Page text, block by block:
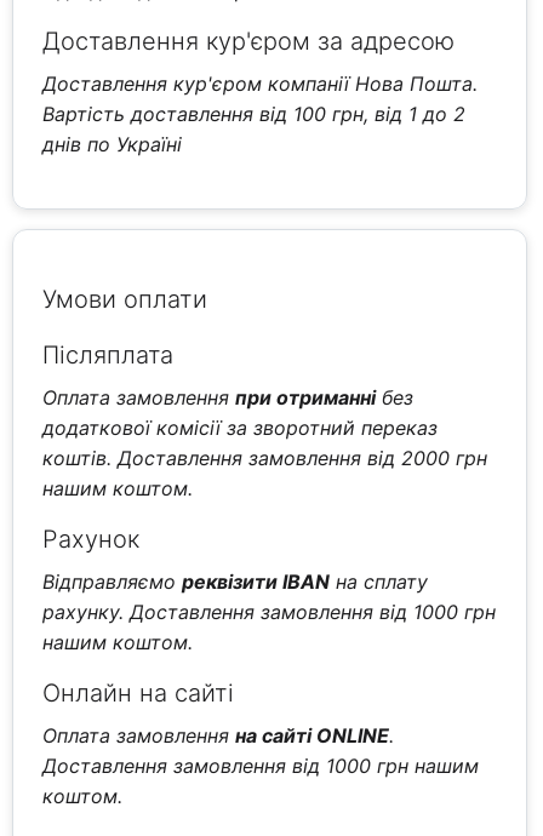
Доставлення кур'єром за адресою
Доставлення кур'єром компанії Нова Пошта.
Вартість доставлення від 100 грн, від 1 до 2
днів по Україні
Умови оплати
Післяплата
Оплата замовленняпри отриманнібез
додаткової комісії за зворотний переказ
коштів. Доставлення замовлення від 2000 грн
нашим коштом.
Рахунок
Відправляємореквізити IBAN на сплату
рахунку. Доставлення замовлення від 1000 грн
нашим коштом.
Онлайн на сайті
Оплата замовленняна сайті ONLINE.
Доставлення замовлення від 1000 грн нашим
коштом.